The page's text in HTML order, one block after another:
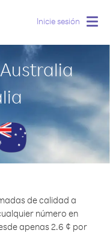
Inicie sesión
de calidad a
número en
apenas 2.6 ¢ por